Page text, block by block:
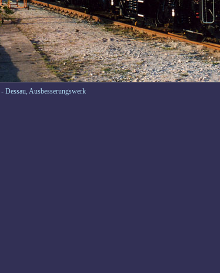
- Dessau, Ausbesserungswerk